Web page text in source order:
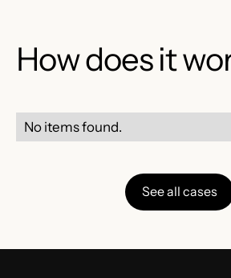
How does it
No items found.
See all cases